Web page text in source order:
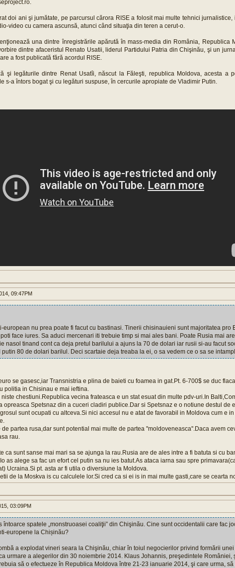
doi ani şi jumătate, pe parcursul cărora RISE a folosit mai multe tehnici
video cu camera ascunsă, atunci când situaţia din teren a cerut-o.
una dintre înregistrările apărută în mass-media din România, Republica
dintre afaceristul Renato Usatii, liderul Partidului Patria din Chişinău, şi un
a fost publicată fără acordul RISE.
şi legăturile dintre Renat Usatîi, născut la Făleşti, republica Moldova, acesta a
s-a întors bogat şi cu legături suspuse, în cercurile apropiate de Vladimir Putin.
09:47PM
european nu prea poate fi facut cu bastinasi. Tinerii chisinauieni sunt majoritatea pro
face iures. Sa aduci mercenari iti trebuie timp si mai ales bani. Poate Rusia mai
nasol tinand cont ca deja pretul barilului a ajuns la 70 de dolari iar rusii si-au facut
putin 80 de dolari barilul. Deci scartaie deja treaba la ei, o sa vedem ce o sa se
se gasesc,iar Transnistria e plina de baieti cu foamea in gat.Pt. 6-700$ se duc
politia in Chisinau e mai ieftina.
chestiuni.Republica vecina frateasca e un stat esuat din multe pdv-uri.In
opreasca Spetsnaz din a cuceri cladiri publice.Dar si Spetsnaz e o notiune destul de
sunt ocupati cu altceva.Si nici accesul nu e atat de favorabil in Moldova cum e
de partea rusa,dar sunt potential mai multe de partea ''moldoveneasca''.Daca avem
rau.
ca sunt sanse mai mari sa se ajunga la rau.Rusia are de ales intre a fi batuta si cu
as alege sa fac un efort cel putin sa nu ies batut.As ataca iarna sau spre
Ucraina.Si pt. asta ar fi utila o diversiune la Moldova.
de la Moskva is cu calculele lor.Si cred ca si ei is in mai multe gasti,care se cearta
03:09PM
întoarce spatele „monstruoasei coaliţii” din Chişinău. Cine sunt occidentalii care fac
europene la Chișinău?
a explodat vineri seara la Chişinău, chiar în toiul negocierilor privind formării
urmare a alegerilor din 30 noiembrie 2014. Klaus Johannis, preşedintele României,
să o efectueze în Republica Moldova între 21-23 ianuarie 2014, şi care urma, să